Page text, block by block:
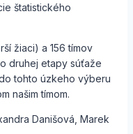
štatistického
žiaci) a 156 tímov
druhej etapy súťaže
tohto úzkeho výberu
našim tímom.
Danišová, Marek